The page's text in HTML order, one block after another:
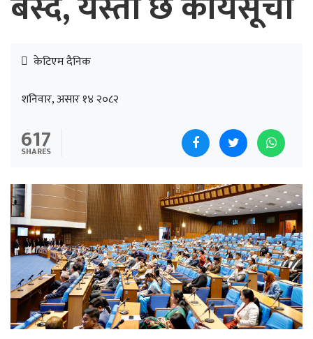
केटिएम दैनिक
शनिवार, असार १४ २०८२
617
SHARES